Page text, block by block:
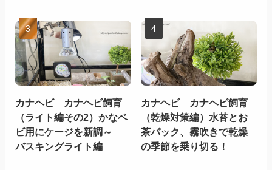
カナヘビ カナヘビ飼育
（ライト編その2）かなベ
ビ用にケージを新調～
バスキングライト編
カナヘビ カナヘビ飼育
（乾燥対策編）水苔とお
茶パック、霧吹きで乾燥
の季節を乗り切る！